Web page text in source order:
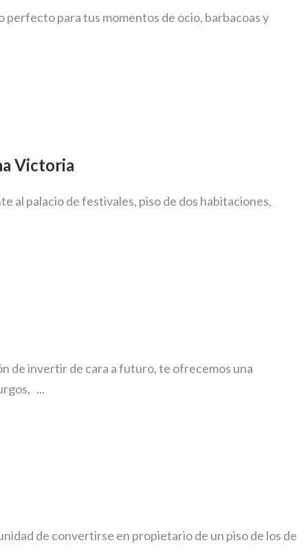
perfecto para tus momentos de ocio, barbacoas y
Victoria
al palacio de festivales, piso de dos habitaciones,
de invertir de cara a futuro, te ofrecemos una
...
de convertirse en propietario de un piso de los de